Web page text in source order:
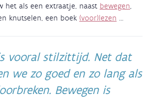
het als een extraatje, naast bewegen
knutselen, een boek (voor)lezen
vooral stilzittijd. Net dat
we zo goed en zo lang als
Bewegen is